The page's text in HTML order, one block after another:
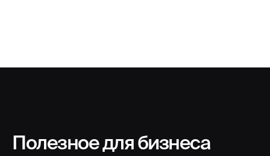
Полезное для бизнеса